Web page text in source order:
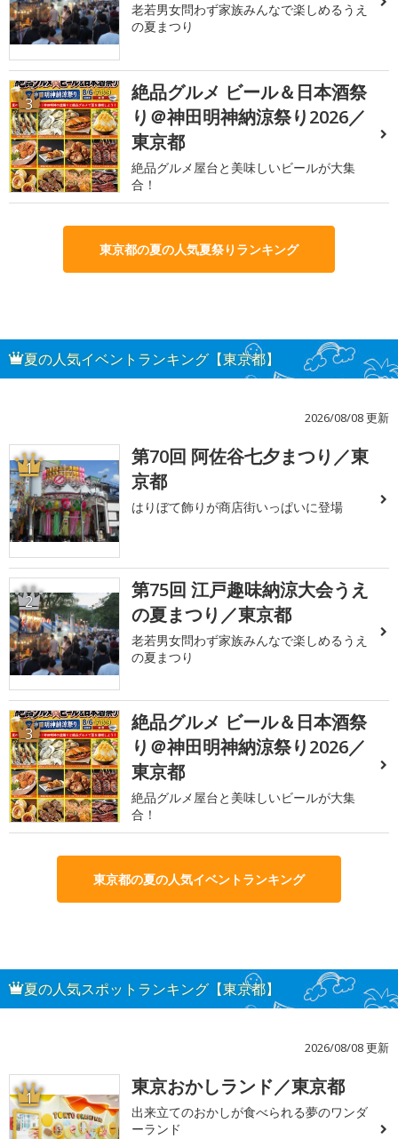
老若男女問わず家族みんなで楽しめるうえ
の夏まつり
3
絶品グルメ ビール＆日本酒祭
り＠神田明神納涼祭り2026／
東京都
絶品グルメ屋台と美味しいビールが大集
合！
東京都の夏の人気夏祭りランキング
夏の人気イベントランキング【東京都】
2026/08/08 更新
1
第70回 阿佐谷七夕まつり／東
京都
はりぼて飾りが商店街いっぱいに登場
2
第75回 江戸趣味納涼大会うえ
の夏まつり／東京都
老若男女問わず家族みんなで楽しめるうえ
の夏まつり
3
絶品グルメ ビール＆日本酒祭
り＠神田明神納涼祭り2026／
東京都
絶品グルメ屋台と美味しいビールが大集
合！
東京都の夏の人気イベントランキング
夏の人気スポットランキング【東京都】
2026/08/08 更新
1 東京おかしランド／東京都
出来立てのおかしが食べられる夢のワンダ
ーランド